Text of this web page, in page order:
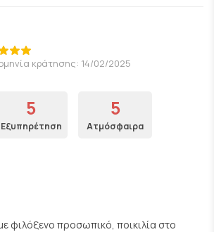
κράτησης: 14/02/2025
5
Εξυπηρέτηση
5
Ατμόσφαιρα
φιλόξενο προσωπικό, ποικιλία στο